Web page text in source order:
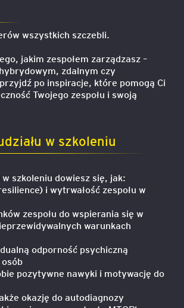
wszystkich szczebli.
jakim zespołem zarządzasz –
zdalnym czy
po inspiracje, które pomogą Ci
Twojego zespołu i swoją
w szkoleniu
w szkoleniu dowiesz się, jak:
i wytrwałość zespołu w
zespołu do wspierania się w
warunkach
odporność psychiczną
pozytywne nawyki i motywację do
okazję do autodiagnozy